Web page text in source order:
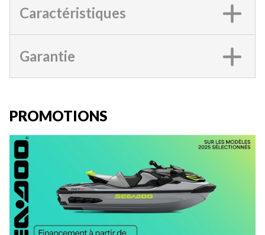
Caractéristiques
Garantie
PROMOTIONS